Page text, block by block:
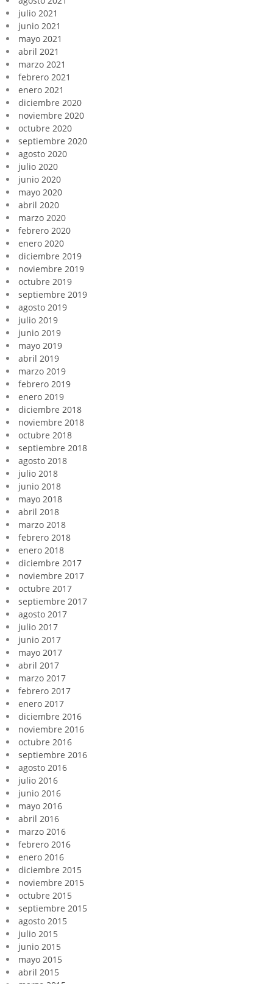
julio 2021
junio 2021
mayo 2021
abril 2021
marzo 2021
febrero 2021
enero 2021
diciembre 2020
noviembre 2020
octubre 2020
septiembre 2020
agosto 2020
julio 2020
junio 2020
mayo 2020
abril 2020
marzo 2020
febrero 2020
enero 2020
diciembre 2019
noviembre 2019
octubre 2019
septiembre 2019
agosto 2019
julio 2019
junio 2019
mayo 2019
abril 2019
marzo 2019
febrero 2019
enero 2019
diciembre 2018
noviembre 2018
octubre 2018
septiembre 2018
agosto 2018
julio 2018
junio 2018
mayo 2018
abril 2018
marzo 2018
febrero 2018
enero 2018
diciembre 2017
noviembre 2017
octubre 2017
septiembre 2017
agosto 2017
julio 2017
junio 2017
mayo 2017
abril 2017
marzo 2017
febrero 2017
enero 2017
diciembre 2016
noviembre 2016
octubre 2016
septiembre 2016
agosto 2016
julio 2016
junio 2016
mayo 2016
abril 2016
marzo 2016
febrero 2016
enero 2016
diciembre 2015
noviembre 2015
octubre 2015
septiembre 2015
agosto 2015
julio 2015
junio 2015
mayo 2015
abril 2015